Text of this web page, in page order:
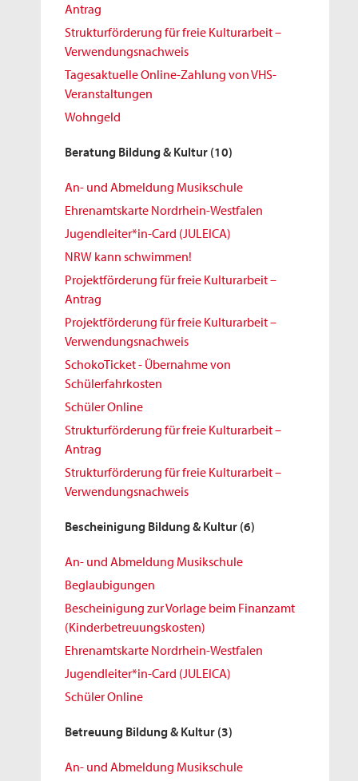
Antrag
Strukturförderung für freie Kulturarbeit –
Verwendungsnachweis
Tagesaktuelle Online-Zahlung von VHS-
Veranstaltungen
Wohngeld
Beratung Bildung & Kultur (10)
An- und Abmeldung Musikschule
Ehrenamtskarte Nordrhein-Westfalen
Jugendleiter*in-Card (JULEICA)
NRW kann schwimmen!
Projektförderung für freie Kulturarbeit –
Antrag
Projektförderung für freie Kulturarbeit –
Verwendungsnachweis
SchokoTicket - Übernahme von
Schülerfahrkosten
Schüler Online
Strukturförderung für freie Kulturarbeit –
Antrag
Strukturförderung für freie Kulturarbeit –
Verwendungsnachweis
Bescheinigung Bildung & Kultur (6)
An- und Abmeldung Musikschule
Beglaubigungen
Bescheinigung zur Vorlage beim Finanzamt
(Kinderbetreuungskosten)
Ehrenamtskarte Nordrhein-Westfalen
Jugendleiter*in-Card (JULEICA)
Schüler Online
Betreuung Bildung & Kultur (3)
An- und Abmeldung Musikschule